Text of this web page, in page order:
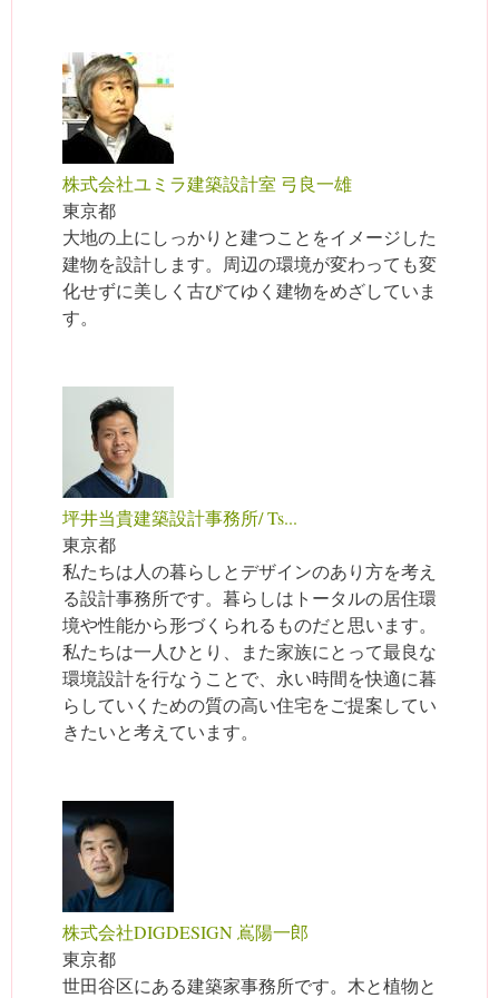
株式会社ユミラ建築設計室 弓良一雄
東京都
大地の上にしっかりと建つことをイメージした
建物を設計します。周辺の環境が変わっても変
化せずに美しく古びてゆく建物をめざしていま
す。
坪井当貴建築設計事務所/ Ts...
東京都
私たちは人の暮らしとデザインのあり方を考え
る設計事務所です。暮らしはトータルの居住環
境や性能から形づくられるものだと思います。
私たちは一人ひとり、また家族にとって最良な
環境設計を行なうことで、永い時間を快適に暮
らしていくための質の高い住宅をご提案してい
きたいと考えています。
株式会社DIGDESIGN 嶌陽一郎
東京都
世田谷区にある建築家事務所です。木と植物と